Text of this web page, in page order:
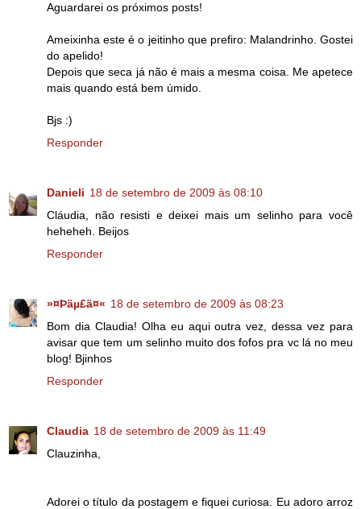
Aguardarei os próximos posts!
Ameixinha este é o jeitinho que prefiro: Malandrinho. Gostei
do apelido!
Depois que seca já não é mais a mesma coisa. Me apetece
mais quando está bem úmido.
Bjs :)
Responder
Danieli 18 de setembro de 2009 às 08:10
Cláudia, não resisti e deixei mais um selinho para você
heheheh. Beijos
Responder
»¤Þäµ£ä¤« 18 de setembro de 2009 às 08:23
Bom dia Claudia! Olha eu aqui outra vez, dessa vez para
avisar que tem um selinho muito dos fofos pra vc lá no meu
blog! Bjinhos
Responder
Claudia 18 de setembro de 2009 às 11:49
Clauzinha,
Adorei o título da postagem e fiquei curiosa. Eu adoro arroz